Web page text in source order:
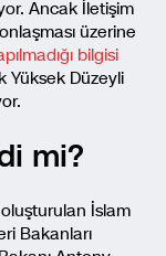
Ancak İletişim
üzerine
bilgisi
Yüksek Düzeyli
mi?
İslam
Bakanları